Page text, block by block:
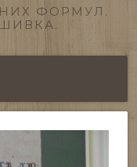
ФОРМУЛ.